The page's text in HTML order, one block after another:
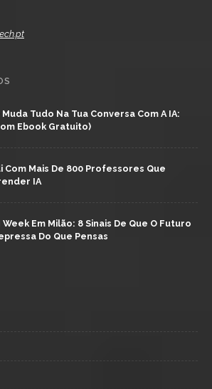
Tudo Na Tua Conversa Com A IA:
Ebook Gratuito)
Com Mais De 800 Professores Que
IA
Week Em Milão: 8 Sinais De Que O Futuro
Do Que Pensas